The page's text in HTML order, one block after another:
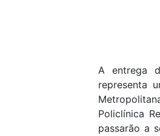
A entrega
representa
Policlínica
passarão a